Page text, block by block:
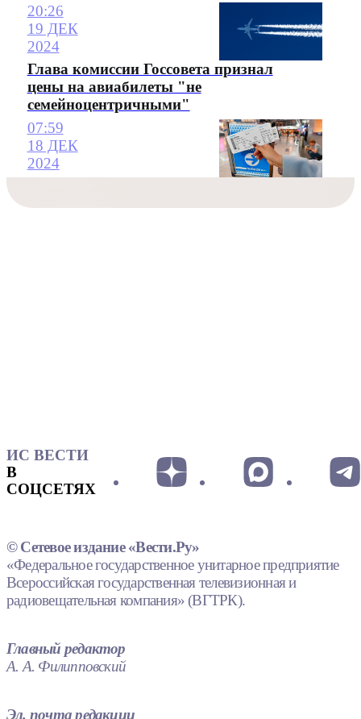
20:26
19 ДЕК
2024
Глава комиссии Госсовета признал
цены на авиабилеты "не
семейноцентричными"
07:59
18 ДЕК
2024
ИС ВЕСТИ
В
СОЦСЕТЯХ
© Сетевое издание «Вести.Ру»
«Федеральное государственное унитарное предприятие
Всероссийская государственная телевизионная и
радиовещательная компания» (ВГТРК).
Главный редактор
А. А. Филипповский
Эл. почта редакции